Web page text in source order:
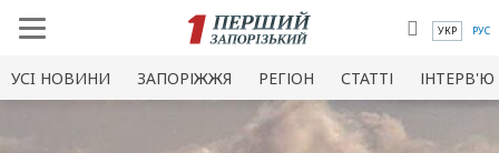
УКР РУС
УСI НОВИНИ ЗАПОРІЖЖЯ РЕГІОН СТАТТІ ІНТЕРВ'Ю